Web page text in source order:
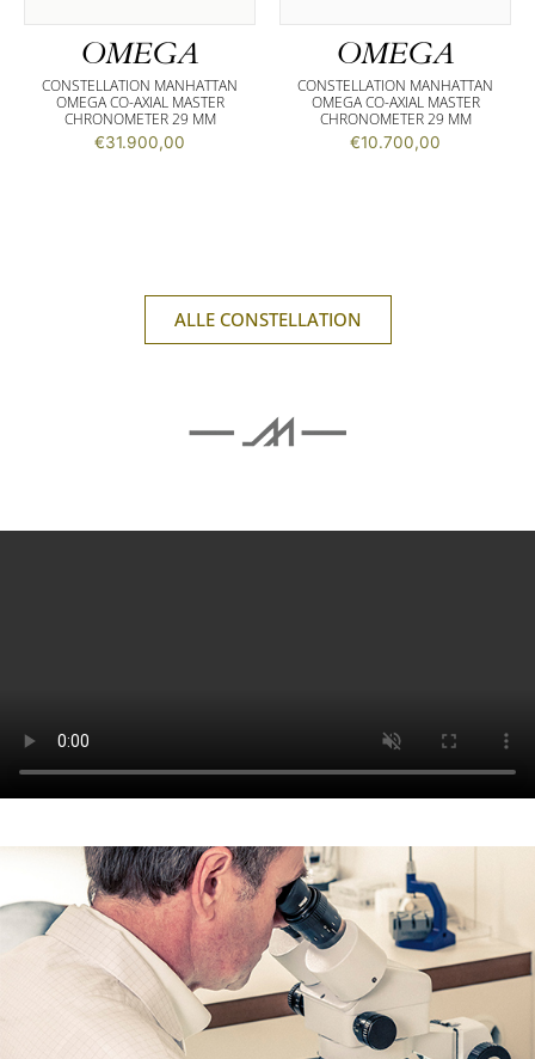
OMEGA
CONSTELLATION MANHATTAN
OMEGA CO-AXIAL MASTER
CHRONOMETER 29 MM
€31.900,00
OMEGA
CONSTELLATION MANHATTAN
OMEGA CO-AXIAL MASTER
CHRONOMETER 29 MM
€10.700,00
ALLE CONSTELLATION